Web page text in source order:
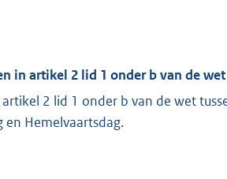
in artikel 2 lid 1 onder b van de wet
2 lid 1 onder b van de wet
en Hemelvaartsdag.